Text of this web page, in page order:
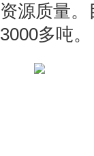
资源质量
3000多吨